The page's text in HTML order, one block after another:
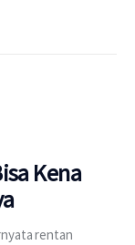
Kena
rentan